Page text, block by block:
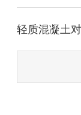
轻质混凝土